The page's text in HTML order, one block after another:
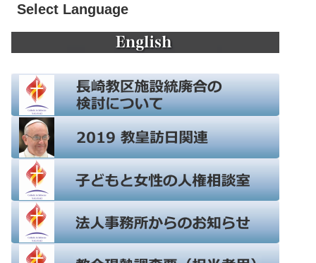
Select Language